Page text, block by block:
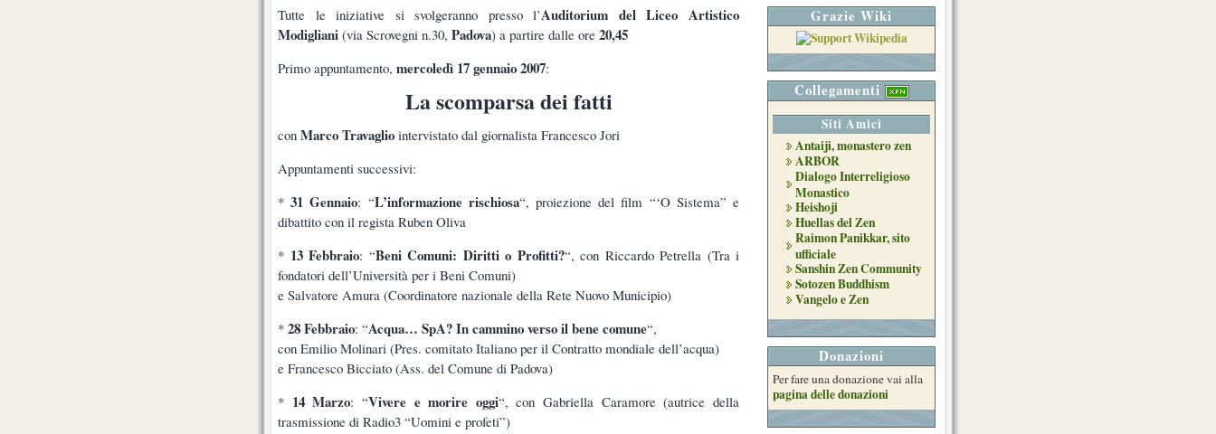
Tutte le iniziative si svolgeranno presso l’Auditorium del Liceo Artistico
Modigliani (via Scrovegni n.30, Padova) a partire dalle ore 20,45
Primo appuntamento, mercoledì 17 gennaio 2007:
La scomparsa dei fatti
con Marco Travaglio intervistato dal giornalista Francesco Jori
Appuntamenti successivi:
*31 Gennaio: “L’informazione rischiosa“, proiezione del film “‘O Sistema” e
dibattito con il regista Ruben Oliva
* 13 Febbraio: “Beni Comuni: Diritti o Profitti?“, con Riccardo Petrella (Tra i
fondatori dell’Università per i Beni Comuni)
e Salvatore Amura (Coordinatore nazionale della Rete Nuovo Municipio)
* 28 Febbraio: “Acqua… SpA? In cammino verso il bene comune“,
con Emilio Molinari (Pres. comitato Italiano per il Contratto mondiale dell’acqua)
e Francesco Bicciato (Ass. del Comune di Padova)
* 14 Marzo: “Vivere e morire oggi“, con Gabriella Caramore (autrice della
trasmissione di Radio3 “Uomini e profeti”)
Grazie Wiki
Collegamenti
Siti Amici
Antaiji, monastero zen
ARBOR
Dialogo Interreligioso
Monastico
Heishoji
Huellas del Zen
Raimon Panikkar, sito
ufficiale
Sanshin Zen Community
Sotozen Buddhism
Vangelo e Zen
Donazioni
Per fare una donazione vai alla
pagina delle donazioni